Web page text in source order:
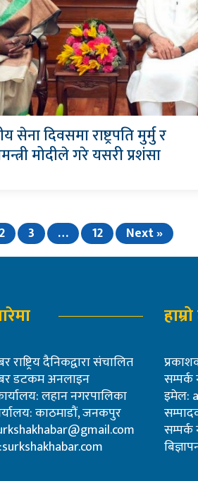
सेना दिवसमा राष्ट्रपति मुर्मु र
मोदीले गरे यसरी प्रशंसा
2 3 … 12 Next »
राष्ट्रिय दैनिकद्वारा संचालित
डटकम अनलाइन
लहान नगरपालिका
काठमाडौं, जनकपुर
इमेल: